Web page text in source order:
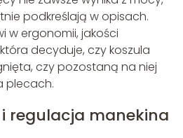
podkreślają w opisach.
w ergonomii, jakości
decyduje, czy koszula
czy pozostaną na niej
plecach.
i regulacja manekina